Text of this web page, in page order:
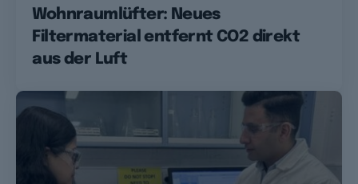
Wohnraumlüfter: Neues
Filtermaterial entfernt CO2 direkt
aus der Luft